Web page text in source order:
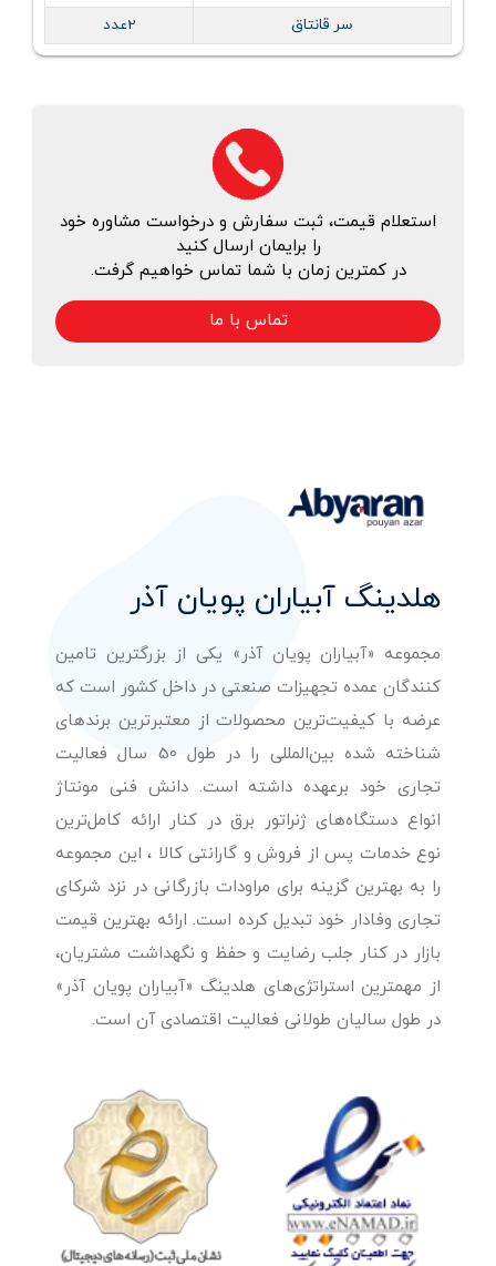
سر قانتاق
2عدد
استعلام قیمت، ثبت سفارش و درخواست مشاوره خود
را برایمان ارسال کنید
در کمترین زمان با شما تماس خواهیم گرفت.
تماس با ما
هلدینگ آبیاران پویان آذر
مجموعه «آبیاران پویان آذر» یکی از بزرگترین تامین
کنندگان عمده تجهیزات صنعتی در داخل کشور است که
عرضه با کیفیت‌ترین محصولات از معتبرترین برندهای
شناخته شده بین‌المللی را در طول 50 سال فعالیت
تجاری خود برعهده داشته است. دانش فنی مونتاژ
انواع دستگاه‌های ژنراتور برق در کنار ارائه کامل‌ترین
نوع خدمات پس از فروش و گارانتی کالا ، این مجموعه
را به بهترین گزینه برای مراودات بازرگانی در نزد شرکای
تجاری وفادار خود تبدیل کرده است. ارائه بهترین قیمت
بازار در کنار جلب رضایت و حفظ و نگهداشت مشتریان،
از مهمترین استراتژی‌های هلدینگ «آبیاران پویان آذر»
در طول سالیان طولانی فعالیت اقتصادی آن است.